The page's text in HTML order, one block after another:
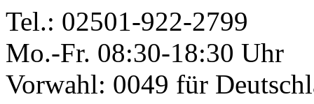
Tel.: 02501-922-2799
Mo.-Fr. 08:30-18:30 Uhr
Vorwahl: 0049 für